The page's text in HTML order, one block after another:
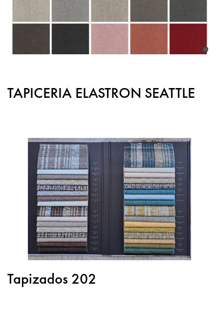
TAPICERIA ELASTRON SEATTLE
Tapizados 202